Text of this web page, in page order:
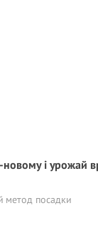
і урожай
метод посадки